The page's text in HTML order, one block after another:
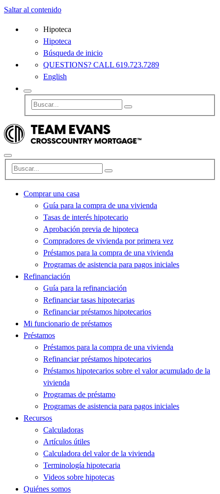
Saltar al contenido
Hipoteca
Hipoteca
Búsqueda de inicio
QUESTIONS? CALL 619.723.7289
English
Comprar una casa
Guía para la compra de una vivienda
Tasas de interés hipotecario
Aprobación previa de hipoteca
Compradores de vivienda por primera vez
Préstamos para la compra de una vivienda
Programas de asistencia para pagos iniciales
Refinanciación
Guía para la refinanciación
Refinanciar tasas hipotecarias
Refinanciar préstamos hipotecarios
Mi funcionario de préstamos
Préstamos
Préstamos para la compra de una vivienda
Refinanciar préstamos hipotecarios
Préstamos hipotecarios sobre el valor acumulado de la
vivienda
Programas de préstamo
Programas de asistencia para pagos iniciales
Recursos
Calculadoras
Artículos útiles
Calculadora del valor de la vivienda
Terminología hipotecaria
Videos sobre hipotecas
Quiénes somos